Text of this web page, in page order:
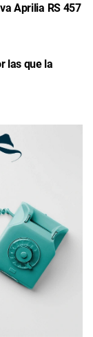
Aprilia RS 457
las que la